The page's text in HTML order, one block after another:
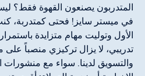
المتدربون يصنعون القهوة فقط؟
في ميستر سايز! فحتى كمتدربة،
الأول وتوليت مهام متزايدة
تدريبي، لا يزال تركيزي منصباً على
والتسويق لدينا. سواء مع منشورات